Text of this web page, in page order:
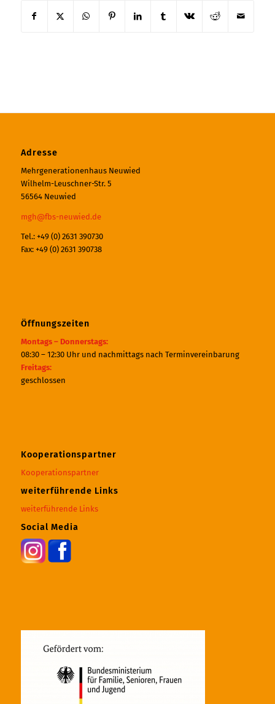
Adresse
Mehrgenerationenhaus Neuwied
Wilhelm-Leuschner-Str. 5
56564 Neuwied
mgh@fbs-neuwied.de
Tel.: +49 (0) 2631 390730
Fax: +49 (0) 2631 390738
Öffnungszeiten
Montags – Donnerstags:
08:30 – 12:30 Uhr und nachmittags nach Terminvereinbarung
Freitags:
geschlossen
Kooperationspartner
Kooperationspartner
weiterführende Links
weiterführende Links
Social Media